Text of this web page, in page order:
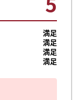
満足
満足
満足
満足